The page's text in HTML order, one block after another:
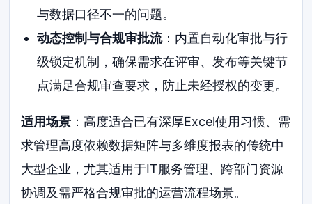
与数据口径不一的问题。
动态控制与合规审批流：内置自动化审批与行
级锁定机制，确保需求在评审、发布等关键节
点满足合规审查要求，防止未经授权的变更。
适用场景 ：高度适合已有深厚Excel使用习惯、需
求管理高度依赖数据矩阵与多维度报表的传统中
大型企业，尤其适用于IT服务管理、跨部门资源
协调及需严格合规审批的运营流程场景。